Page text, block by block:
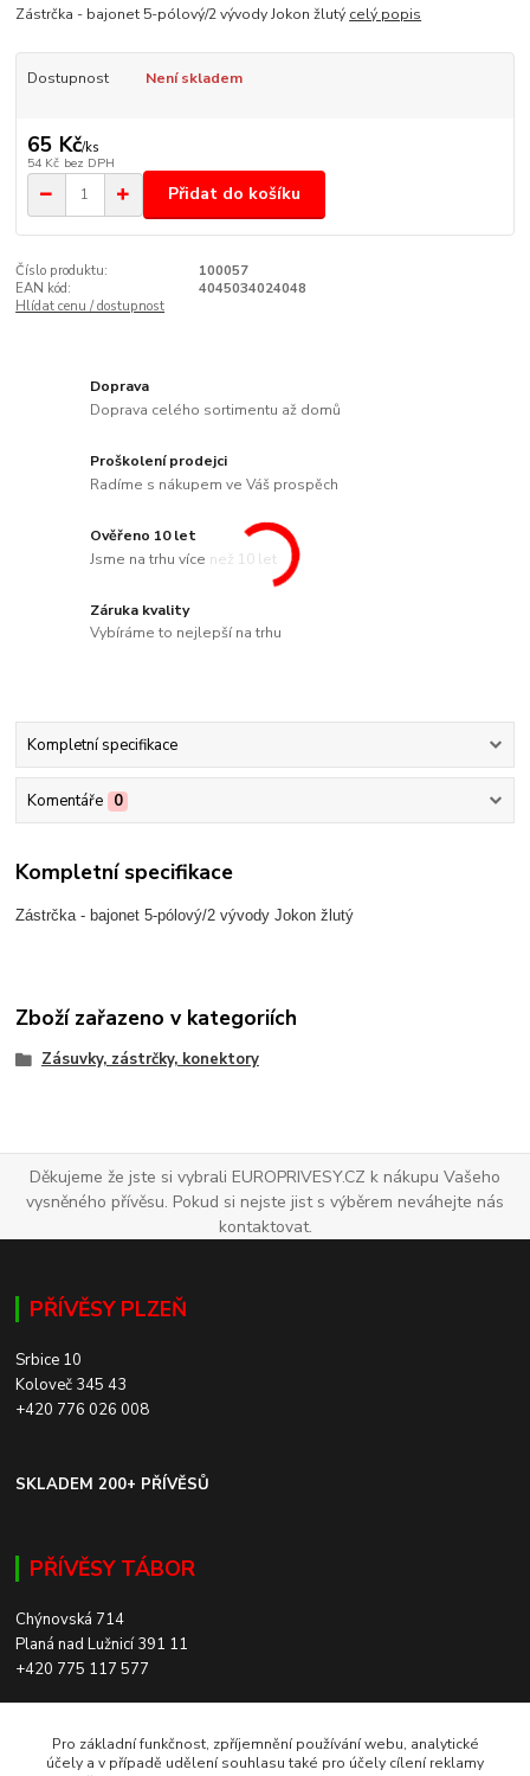
Zástrčka - bajonet 5-pólový/2 vývody Jokon žlutý celý popis
Dostupnost Není skladem
65 Kč/ks
54 Kč bez DPH
Přidat do košíku
Číslo produktu:
100057
EAN kód:
4045034024048
Hlídat cenu / dostupnost
Doprava
Doprava celého sortimentu až domů
Proškolení prodejci
Radíme s nákupem ve Váš prospěch
Ověřeno 10 let
Jsme na trhu více než 10 let
Záruka kvality
Vybíráme to nejlepší na trhu
Kompletní specifikace
Komentáře 0
Kompletní specifikace
Zástrčka - bajonet 5-pólový/2 vývody Jokon žlutý
Zboží zařazeno v kategoriích
Zásuvky, zástrčky, konektory
Děkujeme že jste si vybrali EUROPRIVESY.CZ k nákupu Vašeho
vysněného přívěsu. Pokud si nejste jist s výběrem neváhejte nás
kontaktovat.
PŘÍVĚSY PLZEŇ
Srbice 10
Koloveč 345 43
+420 776 026 008
SKLADEM 200+ PŘÍVĚSŮ
PŘÍVĚSY TÁBOR
Chýnovská 714
Planá nad Lužnicí 391 11
+420 775 117 577
Pro základní funkčnost, zpříjemnění používání webu, analytické
účely a v případě udělení souhlasu také pro účely cílení reklamy